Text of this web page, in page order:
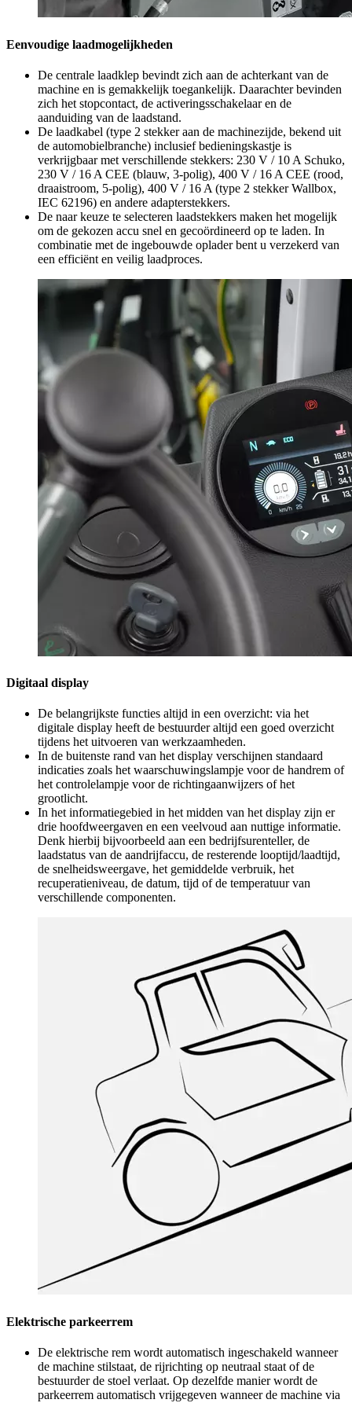
Eenvoudige laadmogelijkheden
De centrale laadklep bevindt zich aan de achterkant van de
machine en is gemakkelijk toegankelijk. Daarachter bevinden
zich het stopcontact, de activeringsschakelaar en de
aanduiding van de laadstand.
De laadkabel (type 2 stekker aan de machinezijde, bekend uit
de automobielbranche) inclusief bedieningskastje is
verkrijgbaar met verschillende stekkers: 230 V / 10 A Schuko,
230 V / 16 A CEE (blauw, 3-polig), 400 V / 16 A CEE (rood,
draaistroom, 5-polig), 400 V / 16 A (type 2 stekker Wallbox,
IEC 62196) en andere adapterstekkers.
De naar keuze te selecteren laadstekkers maken het mogelijk
om de gekozen accu snel en gecoördineerd op te laden. In
combinatie met de ingebouwde oplader bent u verzekerd van
een efficiënt en veilig laadproces.
Digitaal display
De belangrijkste functies altijd in een overzicht: via het
digitale display heeft de bestuurder altijd een goed overzicht
tijdens het uitvoeren van werkzaamheden.
In de buitenste rand van het display verschijnen standaard
indicaties zoals het waarschuwingslampje voor de handrem of
het controlelampje voor de richtingaanwijzers of het
grootlicht.
In het informatiegebied in het midden van het display zijn er
drie hoofdweergaven en een veelvoud aan nuttige informatie.
Denk hierbij bijvoorbeeld aan een bedrijfsurenteller, de
laadstatus van de aandrijfaccu, de resterende looptijd/laadtijd,
de snelheidsweergave, het gemiddelde verbruik, het
recuperatieniveau, de datum, tijd of de temperatuur van
verschillende componenten.
Elektrische parkeerrem
De elektrische rem wordt automatisch ingeschakeld wanneer
de machine stilstaat, de rijrichting op neutraal staat of de
bestuurder de stoel verlaat. Op dezelfde manier wordt de
parkeerrem automatisch vrijgegeven wanneer de machine via